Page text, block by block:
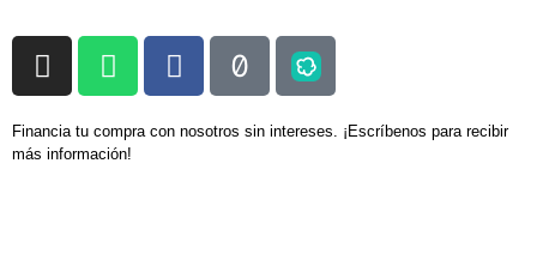
Financia tu compra con nosotros sin intereses. ¡Escríbenos para recibir
más información!